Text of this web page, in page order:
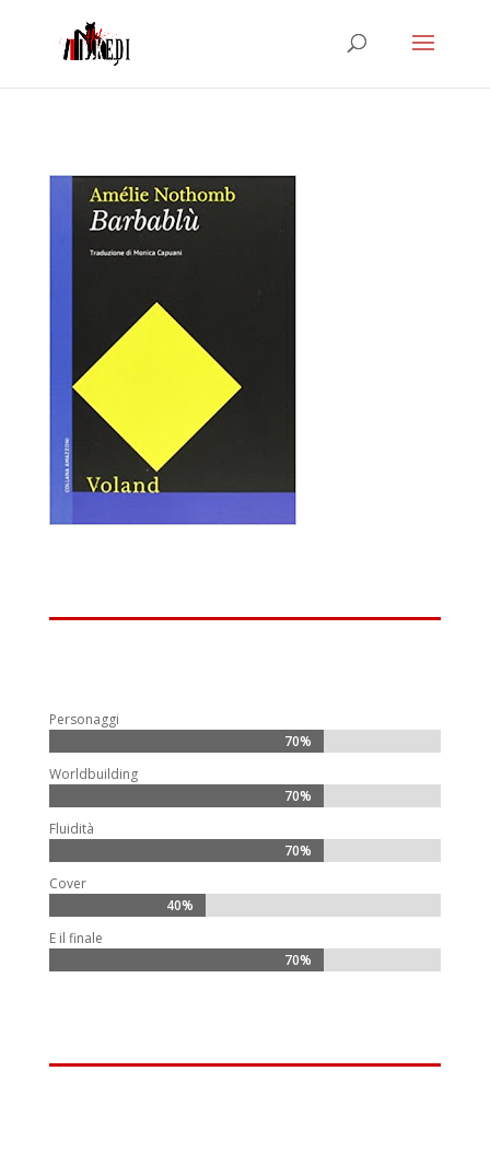
Personaggi
70%
70%
Worldbuilding
70%
70%
Fluidità
70%
70%
Cover
40%
40%
E il finale
70%
70%